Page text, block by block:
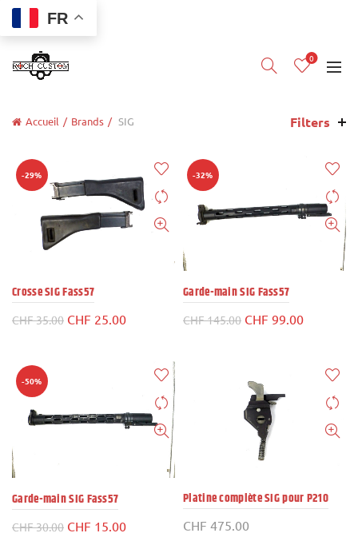
FR
0
Accueil Brands SIG Filters
-29%
Crosse SIG Fass57
CHF35.00 Le
CHF 25.00Le
CHF 25.00.
-32%
Garde-main SIG Fass57
CHF145.00 Le
était :
CHF 145.00.
CHF 99.00Le
est :
CHF
-50%
Garde-main SIG Fass57
CHF30.00 Le
CHF 15.00Le
Platine complète SIG pour P210
CHF 475.00